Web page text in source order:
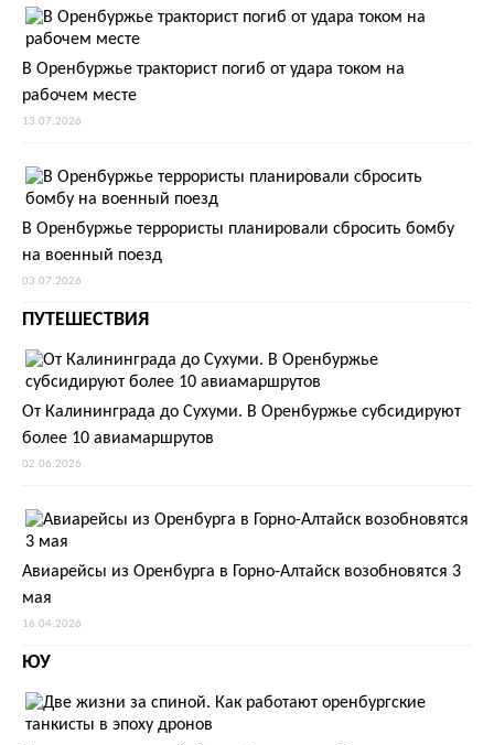
В Оренбуржье тракторист погиб от удара током на
рабочем месте
13.07.2026
В Оренбуржье террористы планировали сбросить бомбу
на военный поезд
03.07.2026
ПУТЕШЕСТВИЯ
От Калининграда до Сухуми. В Оренбуржье субсидируют
более 10 авиамаршрутов
02.06.2026
Авиарейсы из Оренбурга в Горно-Алтайск возобновятся 3
мая
16.04.2026
ЮУ